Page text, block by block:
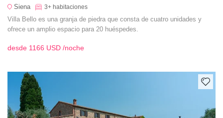
Siena 3+ habitaciones
Villa Bello es una granja de piedra que consta de cuatro unidades y
ofrece un amplio espacio para 20 huéspedes.
desde 1166 USD /noche